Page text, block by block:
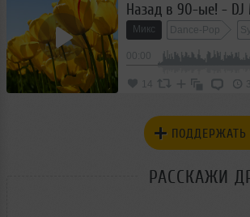
Назад в 90-ые! - DJ
Микс Dance-Pop
ПОДДЕРЖАТЬ
РАССКАЖИ